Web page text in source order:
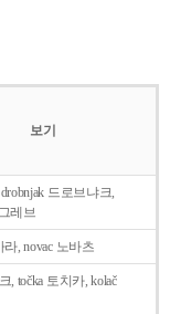
보기
드로브냐크,
레브
라, novac 노바츠
, točka 토치카, kolač